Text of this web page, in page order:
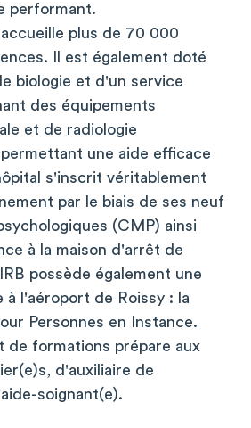
performant.
plus de 70 000
Il est également doté
biologie et d'un service
des équipements
et de radiologie
une aide efficace
s'inscrit véritablement
par le biais de ses neuf
(CMP) ainsi
à la maison d'arrêt de
possède également une
à l'aéroport de Roissy : la
Personnes en Instance.
de formations prépare aux
d'auxiliaire de
soignant(e).